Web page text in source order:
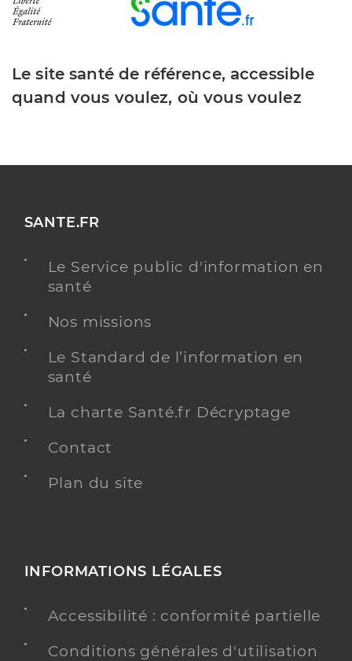
Le site santé de référence, accessible
quand vous voulez, où vous voulez
SANTE.FR
Le Service public d'information en
santé
Nos missions
Le Standard de l’information en
santé
La charte Santé.fr Décryptage
Contact
Plan du site
INFORMATIONS LÉGALES
Accessibilité : conformité partielle
Conditions générales d'utilisation